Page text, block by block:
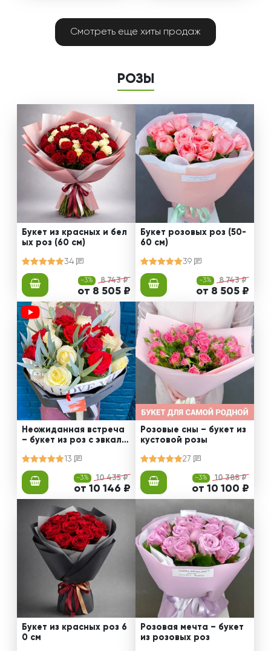
Смотреть еще хиты продаж
РОЗЫ
Букет из красных и бел
ых роз (60 см)
34
-3% 8 743 ₽
от 8 505 ₽
Букет розовых роз (50-
60 см)
39
-3% 8 743 ₽
от 8 505 ₽
Неожиданная встреча
– букет из роз с эвкали
13
-3% 10 435 ₽
от 10 146 ₽
Розовые сны – букет из
кустовой розы
27
-3% 10 388 ₽
от 10 100 ₽
Букет из красных роз 6
0 см
Розовая мечта – букет
из розовых роз